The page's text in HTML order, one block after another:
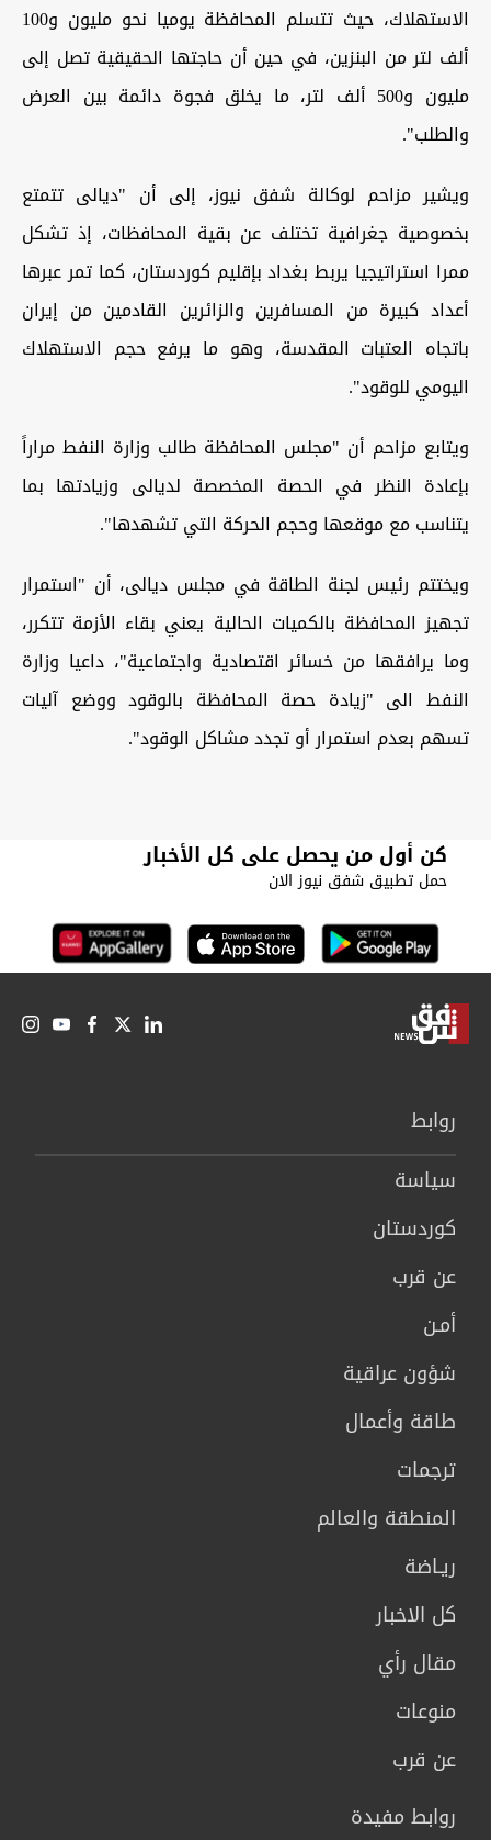
الاستهلاك، حيث تتسلم المحافظة يوميا نحو مليون و100
ألف لتر من البنزين، في حين أن حاجتها الحقيقية تصل إلى
مليون و500 ألف لتر، ما يخلق فجوة دائمة بين العرض
والطلب".
ويشير مزاحم لوكالة شفق نيوز، إلى أن "ديالى تتمتع
بخصوصية جغرافية تختلف عن بقية المحافظات، إذ تشكل
ممرا استراتيجيا يربط بغداد بإقليم كوردستان، كما تمر عبرها
أعداد كبيرة من المسافرين والزائرين القادمين من إيران
باتجاه العتبات المقدسة، وهو ما يرفع حجم الاستهلاك
اليومي للوقود".
ويتابع مزاحم أن "مجلس المحافظة طالب وزارة النفط مراراً
بإعادة النظر في الحصة المخصصة لديالى وزيادتها بما
يتناسب مع موقعها وحجم الحركة التي تشهدها".
ويختتم رئيس لجنة الطاقة في مجلس ديالى، أن "استمرار
تجهيز المحافظة بالكميات الحالية يعني بقاء الأزمة تتكرر،
وما يرافقها من خسائر اقتصادية واجتماعية"، داعيا وزارة
النفط الى "زيادة حصة المحافظة بالوقود ووضع آليات
تسهم بعدم استمرار أو تجدد مشاكل الوقود".
كن أول من يحصل على كل الأخبار
حمل تطبيق شفق نيوز الان
روابط
سیاسة
كوردستان
عن قرب
أمـن
شؤون عراقية
طاقة وأعمال
ترجمات
المنطقة والعالم
ريـاضة
كل الاخبار
مقال رأي
منوعات
عن قرب
روابط مفيدة